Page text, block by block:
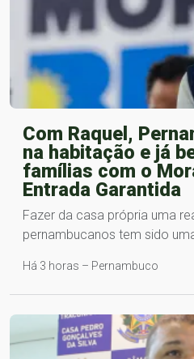
Com Raquel,
na habitação e já
famílias com o
Entrada Garantida
Fazer da casa própria uma
pernambucanos tem sido
Há 3 horas – Pernambuco